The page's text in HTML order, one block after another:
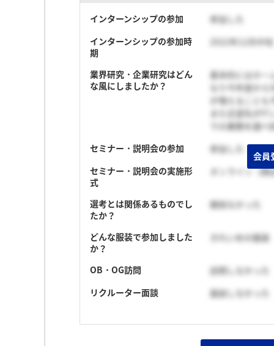
インターンシップの参加
参加した
インターンシップの参加時
期
2022年12月中
業界研究・企業研究はどん
な風にしましたか？
基本的にはホー
なり今年度か
が増えること
また志望先がIT
での業務を調
セミナー・説明会の参加
参加した
セミナー・説明会の実施形
式
オンライン（顔
選考とは関係あるものでし
たか？
関係なかった
どんな服装で参加しました
か？
きれいめの服装
OB・OG訪問
訪問しなかった
リクルーター面談
面談しなかった
会員